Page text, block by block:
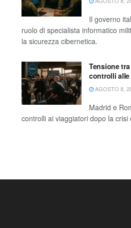
Il governo
ruolo di specialista informatico
la sicurezza cibernetica.
Tensione
controlli
AGOSTO 8,
Madrid e
controlli ai viaggiatori dopo la crisi